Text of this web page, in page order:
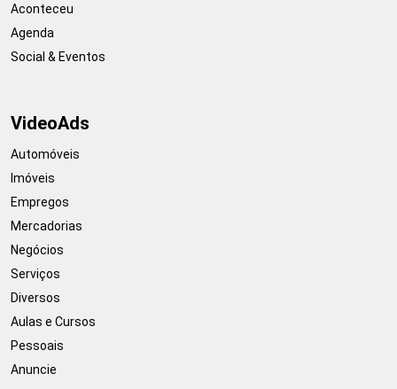
Aconteceu
Agenda
Social & Eventos
VideoAds
Automóveis
Imóveis
Empregos
Mercadorias
Negócios
Serviços
Diversos
Aulas e Cursos
Pessoais
Anuncie